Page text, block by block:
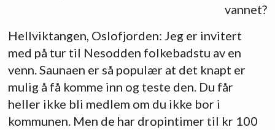
vannet?
Hellviktangen, Oslofjorden: Jeg er invitert
med på tur til Nesodden folkebadstu av en
venn. Saunaen er så populær at det knapt er
mulig å få komme inn og teste den. Du får
heller ikke bli medlem om du ikke bor i
kommunen. Men de har dropintimer til kr 100